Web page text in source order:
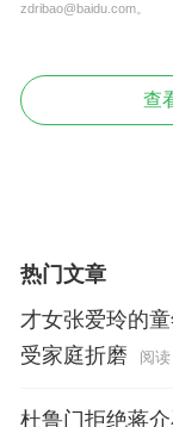
zdribao@baidu.com。
查
热门文章
才女张爱玲的
受家庭折磨
阅
杜鲁门拒绝蒋